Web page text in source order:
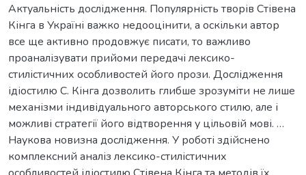
Актуальність дослідження. Популярність творів Стівена
Кінга в Україні важко недооцінити, а оскільки автор
все ще активно продовжує писати, то важливо
проаналізувати прийоми передачі лексико-
стилістичних особливостей його прози. Дослідження
ідіостилю С. Кінга дозволить глибше зрозуміти не лише
механізми індивідуального авторського стилю, але і
можливі стратегії його відтворення у цільовій мові. …
Наукова новизна дослідження. У роботі здійснено
комплексний аналіз лексико-стилістичних